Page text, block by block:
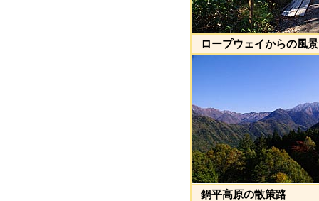
ロープウェイからの風景
鍋平高原の散策路